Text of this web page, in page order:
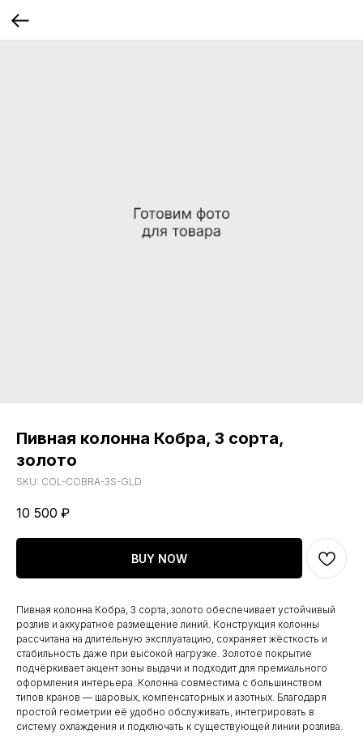
Пивная колонна Кобра, 3 сорта,
золото
SKU: COL-COBRA-3S-GLD
10 500 ₽
BUY NOW
Пивная колонна Кобра, 3 сорта, золото обеспечивает устойчивый
розлив и аккуратное размещение линий. Конструкция колонны
рассчитана на длительную эксплуатацию, сохраняет жёсткость и
стабильность даже при высокой нагрузке. Золотое покрытие
подчёркивает акцент зоны выдачи и подходит для премиального
оформления интерьера. Колонна совместима с большинством
типов кранов — шаровых, компенсаторных и азотных. Благодаря
простой геометрии её удобно обслуживать, интегрировать в
систему охлаждения и подключать к существующей линии розлива.